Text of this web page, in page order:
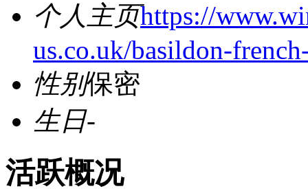
个人主页https://
us.co.uk/basildon-
性别保密
生日-
活跃概况